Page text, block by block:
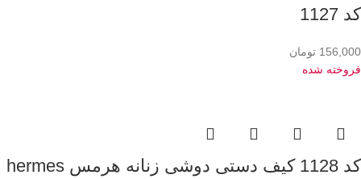
کد 1127
156,000 تومان
فروخته شده
کد 1128 کیف دستی دوشی زنانه هرمس hermes